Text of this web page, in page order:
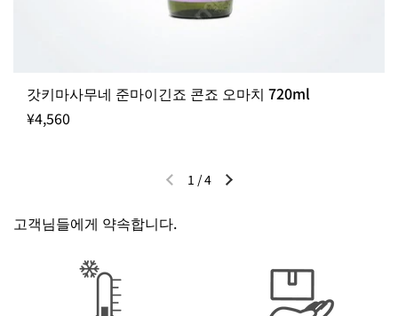
갓키마사무네 준마이긴죠 콘죠 오마치 720ml
¥4,560
이전 슬라이드다음 슬라이드
1 /4
고객님들에게 약속합니다.